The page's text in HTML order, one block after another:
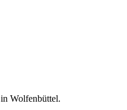
Wolfenbüttel.